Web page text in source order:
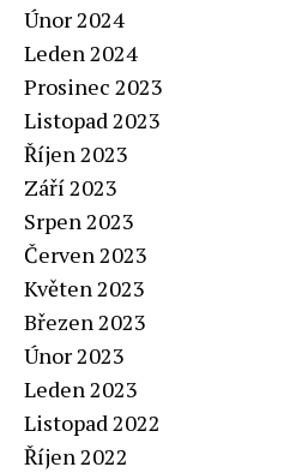
Únor 2024
Leden 2024
Prosinec 2023
Listopad 2023
Říjen 2023
Září 2023
Srpen 2023
Červen 2023
Květen 2023
Březen 2023
Únor 2023
Leden 2023
Listopad 2022
Říjen 2022